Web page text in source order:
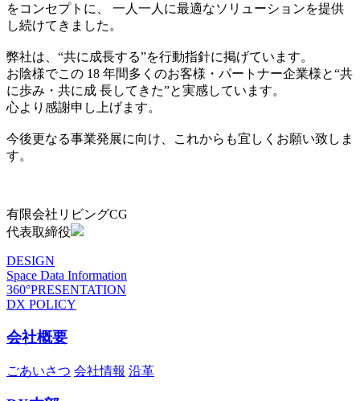
をコンセプトに、 一人一人に最適なソリューションを提供
し続けてきました。
弊社は、“共に成長する”を行動指針に掲げています。
お陰様でこの 18 年間多くのお客様・パートナー企業様と“共
に歩み・共に成 長してきた”と実感しています。
心より感謝申し上げます。
今後更なる事業発展に向け、これからも宜しくお願い致しま
す。
有限会社リビングCG
代表取締役
DESIGN
Space Data Information
360°PRESENTATION
DX POLICY
会社概要
ごあいさつ 会社情報 沿革